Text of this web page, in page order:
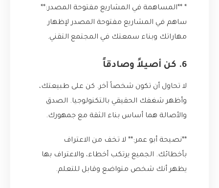
* **المساهمة في المشاريع مفتوحة المصدر:**
ساهم في المشاريع مفتوحة المصدر لإظهار
مهاراتك وبناء سمعتك في المجتمع التقني.
6. كن أصيلاً وصادقاً
لا تحاول أن تكون شخصاً آخر. كن على طبيعتك،
وأظهر شغفك الحقيقي بالتكنولوجيا. الصدق
والأصالة هما أساس بناء الثقة مع جمهورك.
**نصيحة أبو عمر:** لا تخف من الاعتراف
بأخطائك. الجميع يرتكب أخطاء، والاعتراف بها
يظهر أنك شخص متواضع وقابل للتعلم.